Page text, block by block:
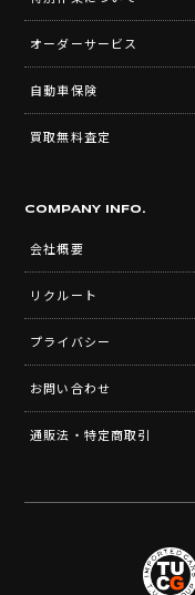
オーダーサービス
自動車保険
買取無料査定
COMPANY INFO.
会社概要
リクルート
プライバシー
お問い合わせ
通販法・特定商取引